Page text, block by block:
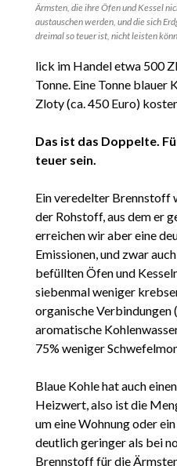
Ärmsten, die ihre Öfen und Kessel
austauschen werden, und die sich
dreimal so teuer ist, nicht leisten
lick im Handel etwa 500
Tonne. Eine Tonne blauer
Zloty (ca. 450 Euro)
Das ist das Doppelte.
teuer sein.
Ein veredelter Brennstoff
der Rohstoff, aus dem er
erreichen wir aber eine
Emissionen, und zwar
befüllten Öfen und
siebenmal weniger
organische
aromatische
75% weniger
Blaue Kohle hat auch
Heizwert, also ist die
um eine Wohnung oder
deutlich geringer als bei
Brennstoff für die